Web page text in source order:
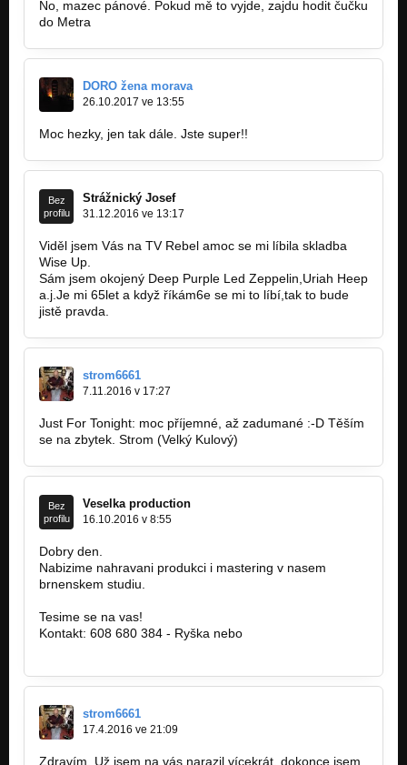
Cola Loca Heart (CD "Adventure Box" 2013)
Nezařazeno
Unexcited (CD "Adventure Box" 2013)
Nezařazeno
Funny Money (2011)
Nezařazeno
Stories (2011)
Nezařazeno
No, mazec pánové. Pokud mě to vyjde, zajdu hodit čučku
do Metra
DORO žena morava
26.10.2017 ve 13:55
Moc hezky, jen tak dále. Jste super!!
Bez
profilu
Strážnický Josef
31.12.2016 ve 13:17
Viděl jsem Vás na TV Rebel amoc se mi líbila skladba
Wise Up.
Sám jsem okojený Deep Purple Led Zeppelin,Uriah Heep
a.j.Je mi 65let a když říkám6e se mi to líbí,tak to bude
jistě pravda.
strom6661
7.11.2016 v 17:27
Just For Tonight: moc příjemné, až zadumané :-D Těším
se na zbytek. Strom (Velký Kulový)
Bez
profilu
Veselka production
16.10.2016 v 8:55
Dobry den.
Nabizime nahravani produkci i mastering v nasem
brnenskem studiu.
Tesime se na vas!
Kontakt: 608 680 384 - Ryška nebo
strom6661
17.4.2016 ve 21:09
Zdravím. Už jsem na vás narazil vícekrát, dokonce jsem